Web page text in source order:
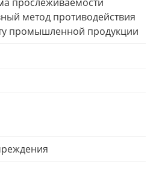
метод противодействия
промышленной продукции